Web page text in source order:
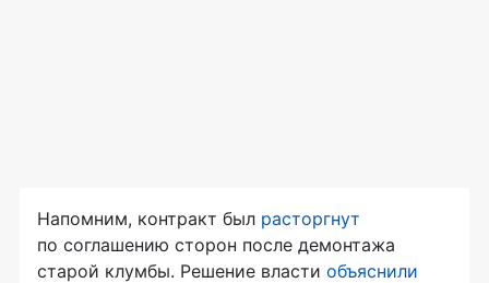
Напомним, контракт был расторгнут
по соглашению сторон после демонтажа
старой клумбы. Решение власти объяснили